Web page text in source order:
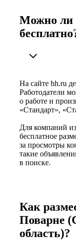
Можно ли
На сайте hh.ru
Работодатели
о работе и
«Стандарт»,
Для компаний
бесплатное
за просмотры
такие
в поиске.
Как
Поварне
область)?